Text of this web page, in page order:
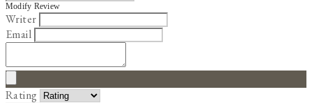
Modify Review
Writer
Email
Rating